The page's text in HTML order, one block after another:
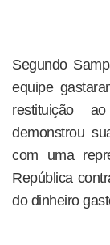
Segundo
equipe
restituição
demonstrou
com uma
República
do dinheiro